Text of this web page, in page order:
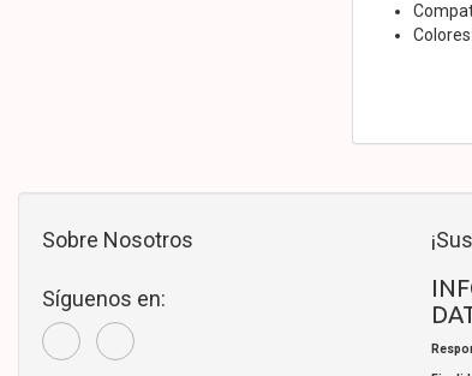
Sobre Nosotros
Síguenos en: